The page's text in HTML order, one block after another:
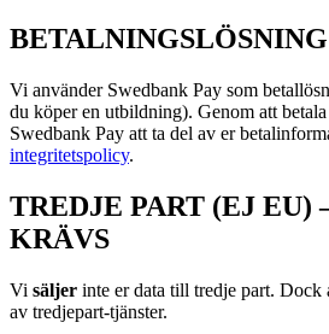
BETALNINGSLÖSNING
Vi använder Swedbank Pay som
du köper en utbildning). Genom att
Swedbank Pay att ta del av er
integritetspolicy.
TREDJE PART (EJ EU)
KRÄVS
Vi säljer inte er data till tredje part. Dock
av tredjepart-tjänster.